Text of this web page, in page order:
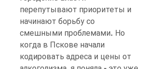
перепутывают приоритеты и
начинают борьбу со
смешными проблемами. Но
когда в Пскове начали
кодировать адреса и цены от